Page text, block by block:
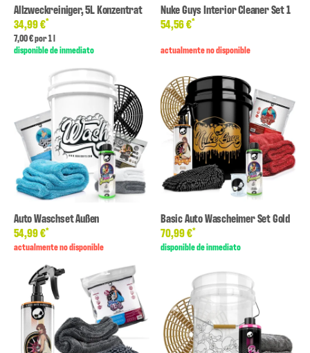
Allzweckreiniger, 5L Konzentrat
34,99 €*
7,00 € por 1 l
disponible de inmediato
Nuke Guys Interior Cleaner Set 1
54,56 €*
actualmente no disponible
Auto Waschset Außen
54,99 €*
actualmente no disponible
Basic Auto Wascheimer Set Gold
70,99 €*
disponible de inmediato